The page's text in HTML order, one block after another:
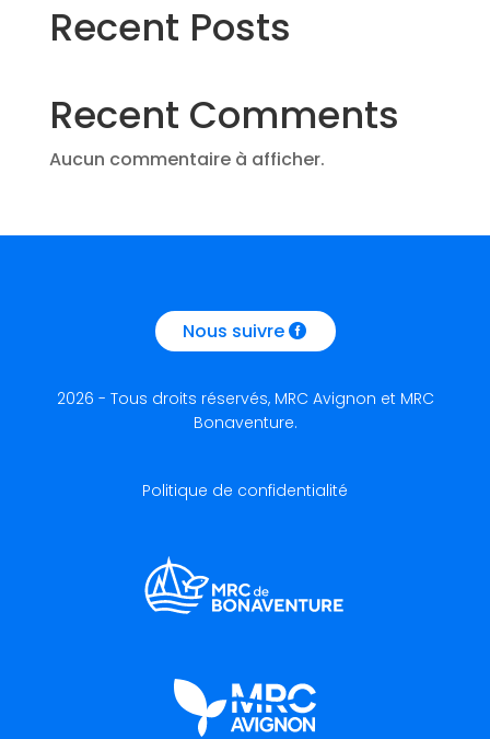
Recent Posts
Recent Comments
Aucun commentaire à afficher.
Nous suivre
2026 - Tous droits réservés, MRC Avignon et MRC
Bonaventure.
Politique de confidentialité